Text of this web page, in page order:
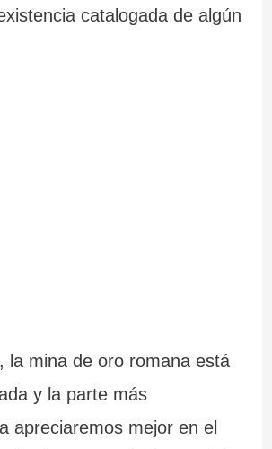
catalogada de algún
la mina de oro romana está
y la parte más
apreciaremos mejor en el